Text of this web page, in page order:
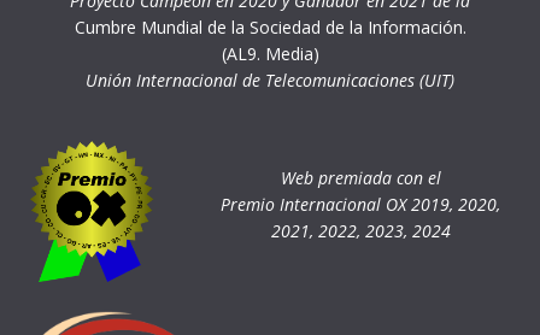
Cumbre Mundial de la Sociedad de la Información.
(AL9. Media)
Unión Internacional de Telecomunicaciones (UIT)
Web premiada con el
Premio Internacional OX 2019, 2020,
2021, 2022, 2023, 2024